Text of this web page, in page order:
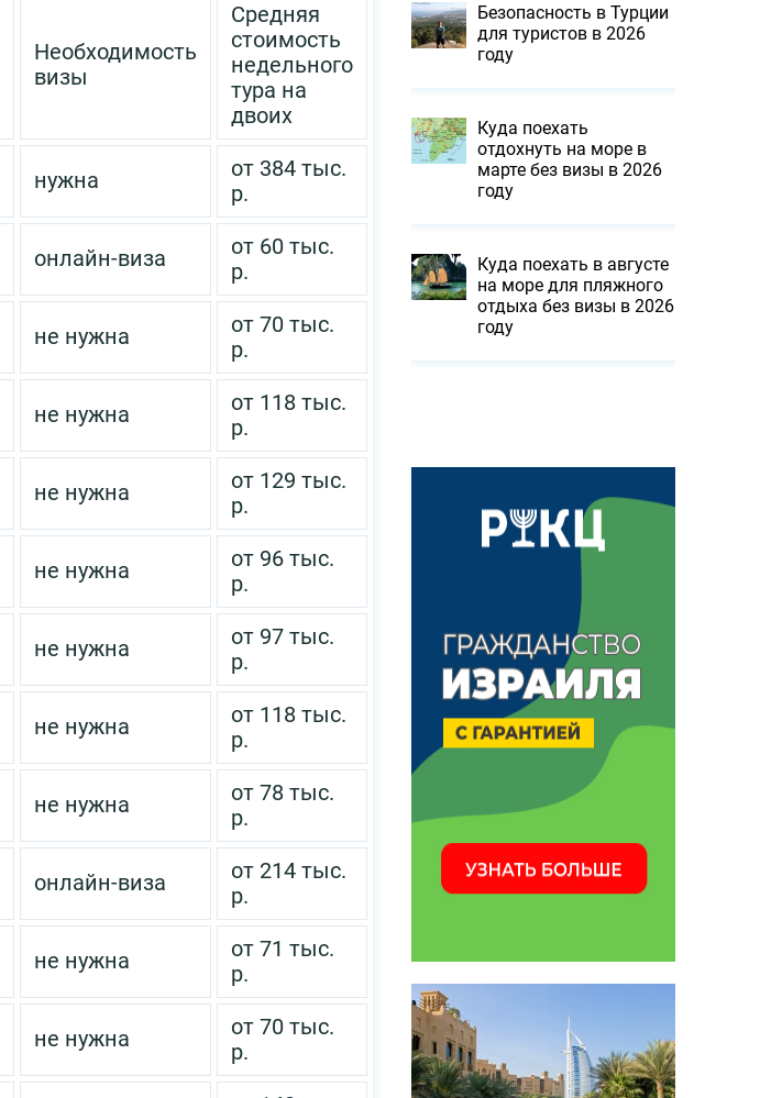
Необходимость
визы
Средняя
стоимость
недельного
тура на
двоих
нужна
от 384 тыс.
р.
онлайн-виза
от 60 тыс.
р.
не нужна
от 70 тыс.
р.
не нужна
от 118 тыс.
р.
не нужна
от 129 тыс.
р.
не нужна
от 96 тыс.
р.
не нужна
от 97 тыс.
р.
не нужна
от 118 тыс.
р.
не нужна
от 78 тыс.
р.
онлайн-виза
от 214 тыс.
р.
не нужна
от 71 тыс.
р.
не нужна
от 70 тыс.
р.
Безопасность в Турции
для туристов в 2026
году
Куда поехать
отдохнуть на море в
марте без визы в 2026
году
Куда поехать в августе
на море для пляжного
отдыха без визы в 2026
году